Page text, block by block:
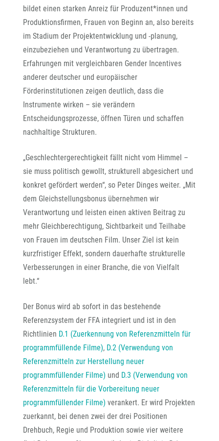
bildet einen starken Anreiz für Produzent*innen und
Produktionsfirmen, Frauen von Beginn an, also bereits
im Stadium der Projektentwicklung und -planung,
einzubeziehen und Verantwortung zu übertragen.
Erfahrungen mit vergleichbaren Gender Incentives
anderer deutscher und europäischer
Förderinstitutionen zeigen deutlich, dass die
Instrumente wirken – sie verändern
Entscheidungsprozesse, öffnen Türen und schaffen
nachhaltige Strukturen.
„Geschlechtergerechtigkeit fällt nicht vom Himmel –
sie muss politisch gewollt, strukturell abgesichert und
konkret gefördert werden“, so Peter Dinges weiter. „Mit
dem Gleichstellungsbonus übernehmen wir
Verantwortung und leisten einen aktiven Beitrag zu
mehr Gleichberechtigung, Sichtbarkeit und Teilhabe
von Frauen im deutschen Film. Unser Ziel ist kein
kurzfristiger Effekt, sondern dauerhafte strukturelle
Verbesserungen in einer Branche, die von Vielfalt
lebt.“
Der Bonus wird ab sofort in das bestehende
Referenzsystem der FFA integriert und ist in den
Richtlinien D.1 (Zuerkennung von Referenzmitteln für
programmfüllende Filme), D.2 (Verwendung von
Referenzmitteln zur Herstellung neuer
programmfüllender Filme) und D.3 (Verwendung von
Referenzmitteln für die Vorbereitung neuer
programmfüllender Filme) verankert. Er wird Projekten
zuerkannt, bei denen zwei der drei Positionen
Drehbuch, Regie und Produktion sowie vier weitere